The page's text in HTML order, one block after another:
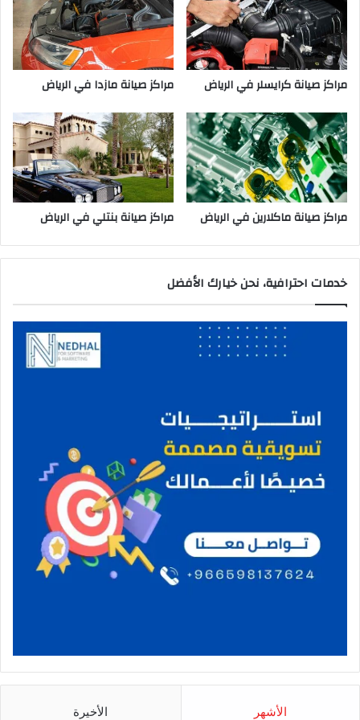
ر
ي
ض
مراكز صيانة كرايسلر في الرياض مراكز صيانة مازدا في الرياض
مراكز صيانة ماكلارين في الرياض مراكز صيانة بنتلي في الرياض
خدمات احترافية، نحن خيارك الأفضل
الأشهر الأخيرة